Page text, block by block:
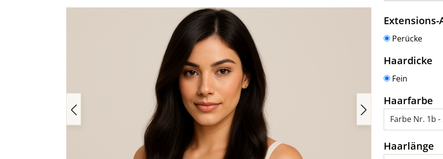
Extensions-
Perücke
Haardicke
Fein
Haarfarbe
Haarlänge